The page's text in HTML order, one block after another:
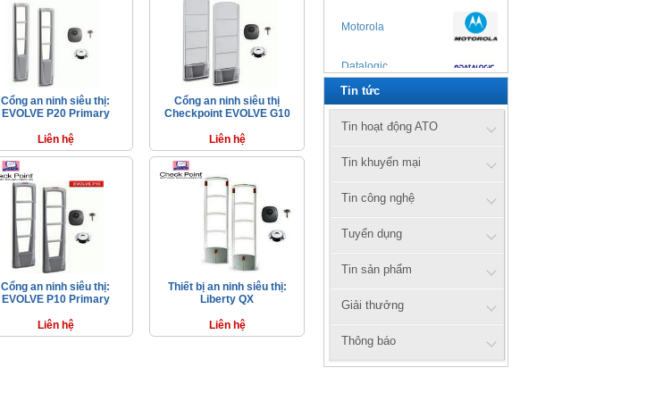
Cổng an ninh siêu thị:
EVOLVE P20 Primary
Liên hệ
Cổng an ninh siêu thị
Checkpoint EVOLVE G10
Liên hệ
Cổng an ninh siêu thị:
EVOLVE P10 Primary
Liên hệ
Thiết bị an ninh siêu thị:
Liberty QX
Liên hệ
Motorola
Datalogic
Zebex
Cipherlab
Xprinter
Honeywell
Zebra
axiomtek
Tin tức
Tin hoạt động ATO
Tin khuyến mại
Tin công nghệ
Tuyển dụng
Tin sản phẩm
Giải thưởng
Thông báo